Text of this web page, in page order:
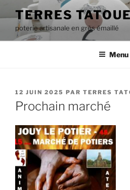
au
contenu
principal
TERRES
poterie artisanale en grès émaillé
Menu
PUBLIÉ
LE
12 JUIN 2025 PAR TERRES
Prochain marché